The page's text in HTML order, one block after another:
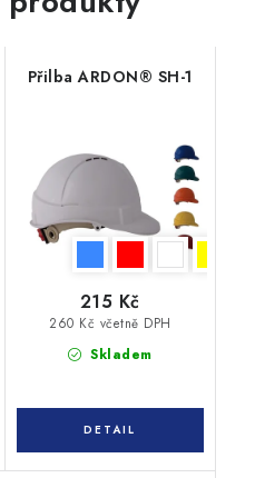
Přilba ARDON® SH-1
Skladem
260 Kč včetně DPH
215 Kč